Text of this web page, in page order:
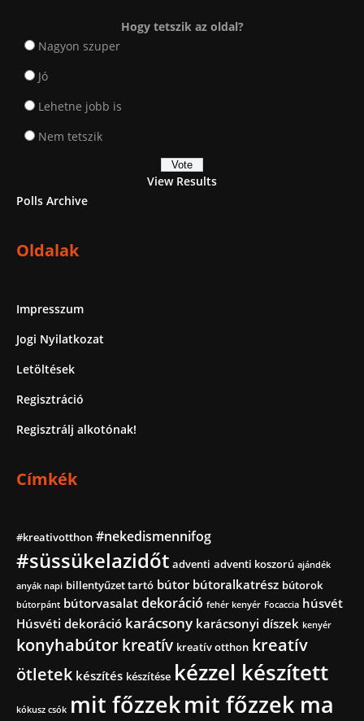
Hogy tetszik az oldal?
Nagyon szuper
Jó
Lehetne jobb is
Nem tetszik
View Results
Polls Archive
Oldalak
Impresszum
Jogi Nyilatkozat
Letöltések
Regisztráció
Regisztrálj alkotónak!
Címkék
#kreativotthon #nekedismennifog
#süssükelazidőt adventi adventi koszorú ajándék
anyák napi billentyűzet tartó bútor bútoralkatrész bútorok
bútorpánt bútorvasalat dekoráció fehér kenyér Focaccia húsvét
Húsvéti dekoráció karácsony karácsonyi díszek kenyér
konyhabútorkreatív kreatív otthon kreatív
ötletek készítés készítése kézzel készített
kókusz csók mit főzzekmit főzzek ma